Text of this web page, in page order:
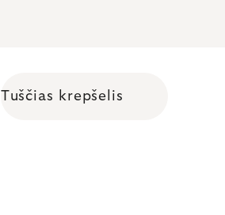
Shopping cart
Tuščias krepšelis